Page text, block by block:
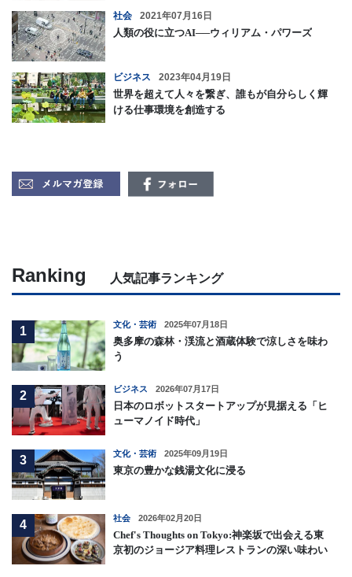
社会 2021年07月16日
人類の役に立つAI──ウィリアム・パワーズ
ビジネス 2023年04月19日
世界を超えて人々を繋ぎ、誰もが自分らしく輝
ける仕事環境を創造する
Ranking 人気記事ランキング
1
文化・芸術 2025年07月18日
奥多摩の森林・渓流と酒蔵体験で涼しさを味わ
う
2
ビジネス 2026年07月17日
日本のロボットスタートアップが見据える「ヒ
ューマノイド時代」
3
文化・芸術 2025年09月19日
東京の豊かな銭湯文化に浸る
4
社会 2026年02月20日
Chef's Thoughts on Tokyo:神楽坂で出会える東
京初のジョージア料理レストランの深い味わい